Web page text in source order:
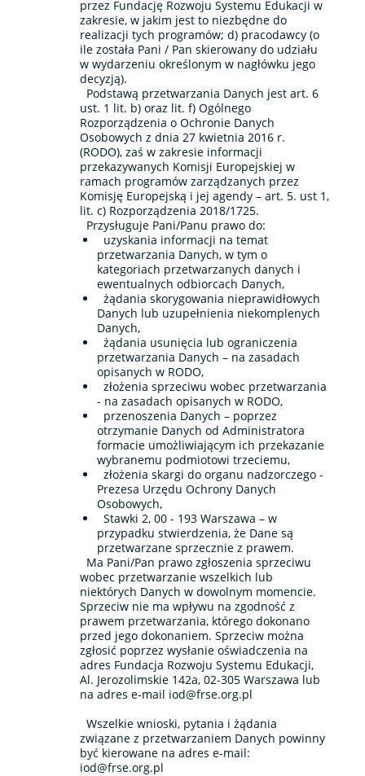
przez Fundację Rozwoju Systemu Edukacji w
zakresie, w jakim jest to niezbędne do
realizacji tych programów; d) pracodawcy (o
ile została Pani / Pan skierowany do udziału
w wydarzeniu określonym w nagłówku jego
decyzją).
Podstawą przetwarzania Danych jest art. 6
ust. 1 lit. b) oraz lit. f) Ogólnego
Rozporządzenia o Ochronie Danych
Osobowych z dnia 27 kwietnia 2016 r.
(RODO), zaś w zakresie informacji
przekazywanych Komisji Europejskiej w
ramach programów zarządzanych przez
Komisję Europejską i jej agendy – art. 5. ust 1,
lit. c) Rozporządzenia 2018/1725.
Przysługuje Pani/Panu prawo do:
uzyskania informacji na temat
przetwarzania Danych, w tym o
kategoriach przetwarzanych danych i
ewentualnych odbiorcach Danych,
żądania skorygowania nieprawidłowych
Danych lub uzupełnienia niekomplenych
Danych,
żądania usunięcia lub ograniczenia
przetwarzania Danych – na zasadach
opisanych w RODO,
złożenia sprzeciwu wobec przetwarzania
- na zasadach opisanych w RODO,
przenoszenia Danych – poprzez
otrzymanie Danych od Administratora
formacie umożliwiającym ich przekazanie
wybranemu podmiotowi trzeciemu,
złożenia skargi do organu nadzorczego -
Prezesa Urzędu Ochrony Danych
Osobowych,
Stawki 2, 00 - 193 Warszawa – w
przypadku stwierdzenia, że Dane są
przetwarzane sprzecznie z prawem.
Ma Pani/Pan prawo zgłoszenia sprzeciwu
wobec przetwarzanie wszelkich lub
niektórych Danych w dowolnym momencie.
Sprzeciw nie ma wpływu na zgodność z
prawem przetwarzania, którego dokonano
przed jego dokonaniem. Sprzeciw można
zgłosić poprzez wysłanie oświadczenia na
adres Fundacja Rozwoju Systemu Edukacji,
Al. Jerozolimskie 142a, 02-305 Warszawa lub
na adres e-mail iod@frse.org.pl
Wszelkie wnioski, pytania i żądania
związane z przetwarzaniem Danych powinny
być kierowane na adres e-mail:
iod@frse.org.pl